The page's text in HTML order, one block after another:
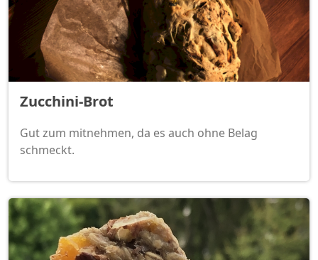
Zucchini-Brot
Gut zum mitnehmen, da es auch ohne Belag
schmeckt.